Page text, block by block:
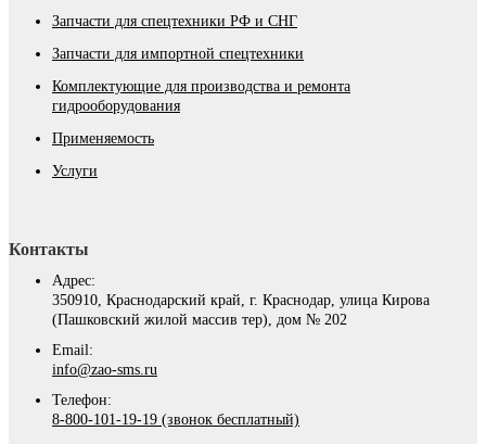
Запчасти для спецтехники РФ и СНГ
Запчасти для импортной спецтехники
Комплектующие для производства и ремонта
гидрооборудования
Применяемость
Услуги
Контакты
Адрес:
350910, Краснодарский край, г. Краснодар, улица Кирова
(Пашковский жилой массив тер), дом № 202
Email:
info@zao-sms.ru
Телефон:
8-800-101-19-19 (звонок бесплатный)